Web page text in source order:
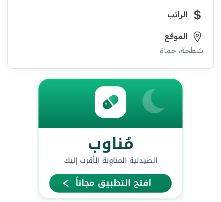
الراتب
الموقع
شطحة، حماة